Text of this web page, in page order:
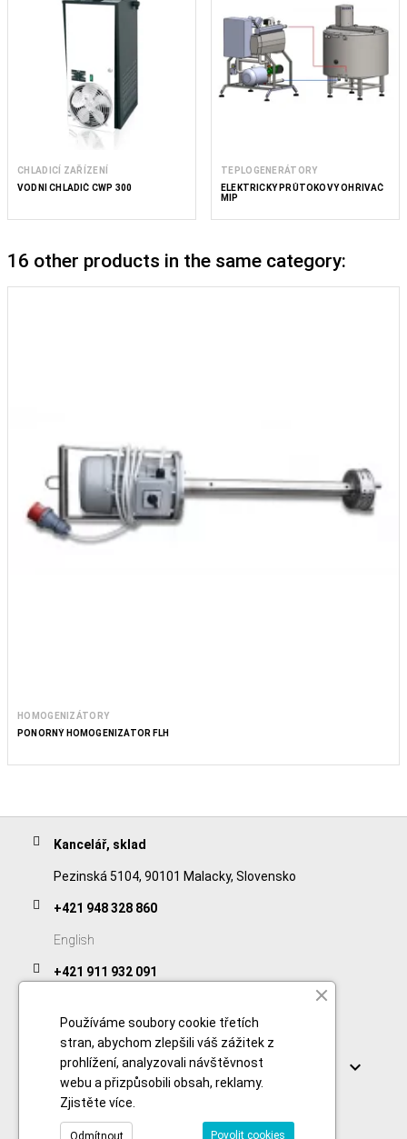
CHLADICÍ ZAŘÍZENÍ
VODNÍ CHLADIČ CWP 300
TEPLOGENERÁTORY
ELEKTRICKÝ PRŮTOKOVÝ OHŘÍVAČ
MIP
16 other products in the same category:
HOMOGENIZÁTORY
PONORNÝ HOMOGENIZÁTOR FLH
Kancelář, sklad
Pezinská 5104, 90101 Malacky, Slovensko
+421 948 328 860
English
+421 911 932 091
Odkazy 
Používáme soubory cookie třetích
stran, abychom zlepšili váš zážitek z
prohlížení, analyzovali návštěvnost
webu a přizpůsobili obsah, reklamy.
Zjistěte více
Povolit cookies